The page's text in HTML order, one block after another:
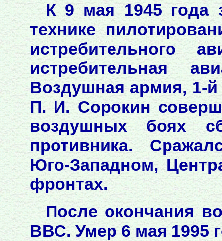
К 9 мая 1945 года
технике
истребительного
истребительная
Воздушная армия, 1-
П. И. Сорокин
воздушных боях
противника.
Юго-Западном,
фронтах.
После окончания
ВВС. Умер 6 мая 1995